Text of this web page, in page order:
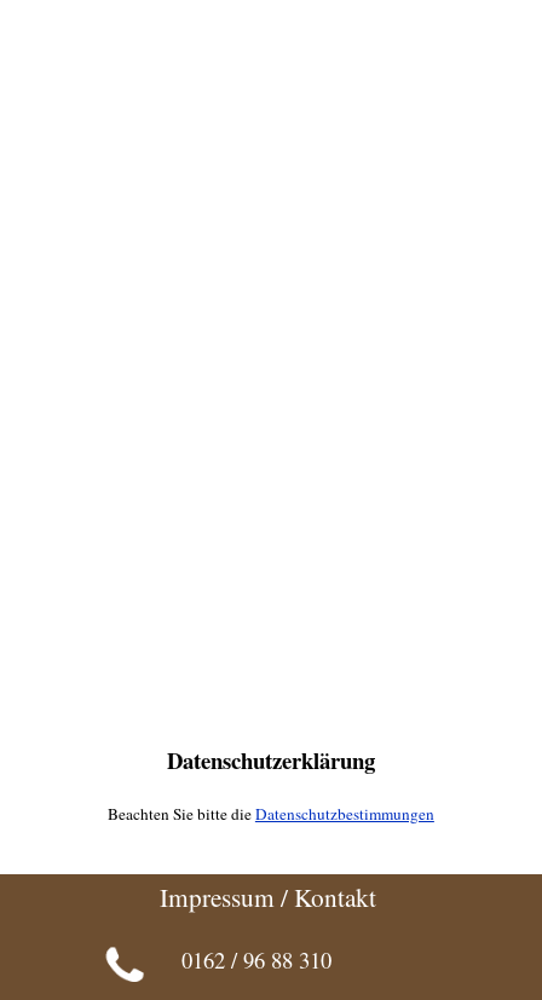
Datenschutzerklärung
Beachten Sie bitte dieDatenschutzbestimmungen
0162 / 96 88 310
Impressum / Kontakt